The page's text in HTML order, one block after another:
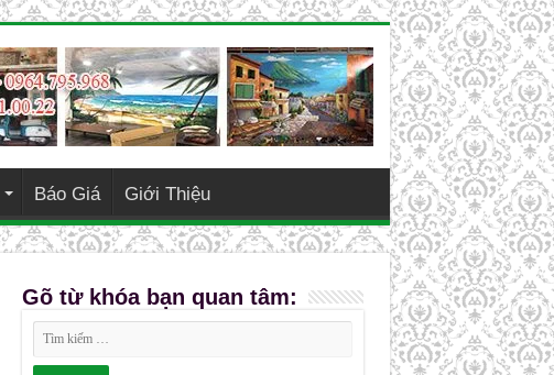
Báo Giá Giới Thiệu
Gõ từ khóa bạn quan tâm: